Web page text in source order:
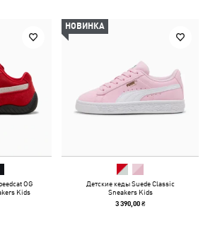
OG
Kids
НОВИНКА
Детские кеды Suede Classic
Sneakers Kids
3 390,00 ₴